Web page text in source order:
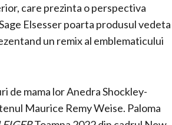
care prezinta o perspectiva
Elsesser poarta produsul vedeta
un remix al emblematicului
de mama lor Anedra Shockley-
Maurice Remy Weise. Paloma